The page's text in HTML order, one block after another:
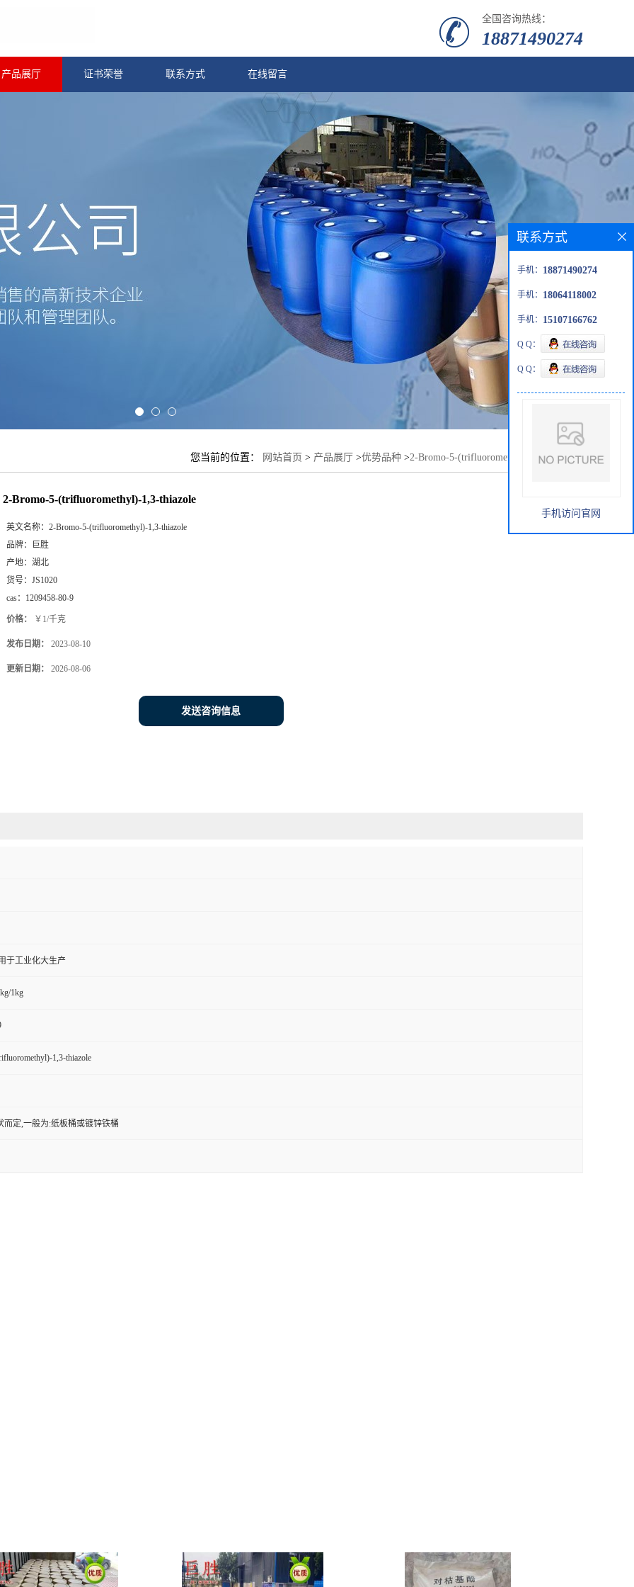
全国咨询热线：
18871490274
产品展厅 证书荣誉 联系方式 在线留言
您当前的位置： 网站首页 > 产品展厅 >优势品种 >2-Bromo-5-(trifluoromethyl)-1,3-thiazole
2-Bromo-5-(trifluoromethyl)-1,3-thiazole
英文名称： 2-Bromo-5-(trifluoromethyl)-1,3-thiazole
品牌：
巨胜
产地： 湖北
货号： JS1020
cas： 1209458-80-9
价格： ￥1/千克
发布日期： 2023-08-10
更新日期： 2026-08-06
发送咨询信息
于工业化大生产
1kg
1,3-thiazole
而定,一般为:纸板桶或镀锌铁桶
联系方式
手机： 18871490274
手机： 18064118002
手机： 15107166762
Q Q：
Q Q：
手机访问官网